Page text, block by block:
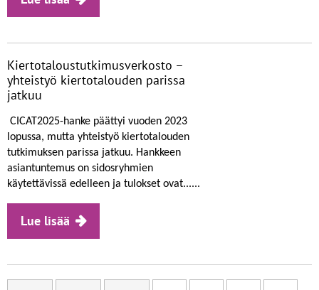
Kiertotaloustutkimusverkosto –
yhteistyö kiertotalouden parissa
jatkuu
CICAT2025-hanke päättyi vuoden 2023
lopussa, mutta yhteistyö kiertotalouden
tutkimuksen parissa jatkuu. Hankkeen
asiantuntemus on sidosryhmien
käytettävissä edelleen ja tulokset ovat......
Lue lisää